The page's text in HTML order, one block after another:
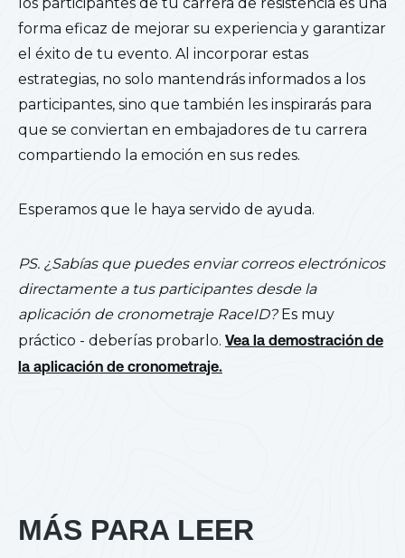
forma eficaz de mejorar su experiencia y garantizar
el éxito de tu evento. Al incorporar estas
estrategias, no solo mantendrás informados a los
participantes, sino que también les inspirarás para
que se conviertan en embajadores de tu carrera
compartiendo la emoción en sus redes.
Esperamos que le haya servido de ayuda.
PS. ¿Sabías que puedes enviar correos electrónicos
directamente a tus participantes desde la
aplicación de cronometraje RaceID?Es muy
práctico - deberías probarlo. Vea la demostración de
la aplicación de cronometraje.
MÁS PARA LEER